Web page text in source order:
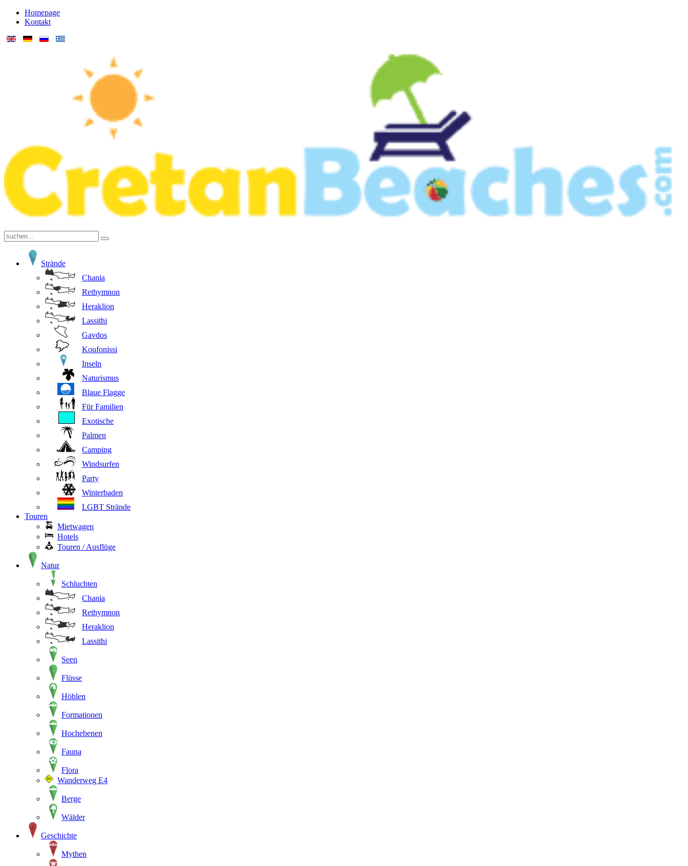
Homepage
Kontakt
Strände
Chania
Rethymnon
Heraklion
Lassithi
Gavdos
Koufonissi
Inseln
Naturismus
Blaue Flagge
Für Familien
Exotische
Palmen
Camping
Windsurfen
Party
Winterbaden
LGBT Strände
Touren
Mietwagen
Hotels
Touren / Ausflüge
Natur
Schluchten
Chania
Rethymnon
Heraklion
Lassithi
Seen
Flüsse
Höhlen
Formationen
Hochebenen
Fauna
Flora
Wanderweg E4
Berge
Wälder
Geschichte
Mythen